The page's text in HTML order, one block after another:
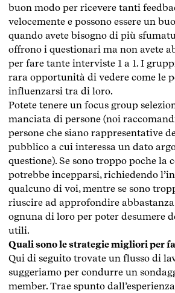
buon modo per ricevere tanti
velocemente e possono essere un
quando avete bisogno di più
offrono i questionari ma non avete
per fare tante interviste 1 a 1. I
rara opportunità di vedere come le
influenzarsi tra di loro.
Potete tenere un focus group
manciata di persone (noi
persone che siano rappresentative
pubblico a cui interessa un dato
questione). Se sono troppo poche la
potrebbe incepparsi, richiedendo
qualcuno di voi, mentre se sono
riuscire ad approfondire
ognuna di loro per poter desumere
utili.
Quali sono le strategie migliori per
Qui di seguito trovate un flusso di
suggeriamo per condurre un
member. Trae spunto